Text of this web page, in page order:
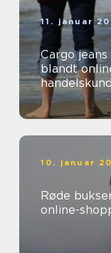
11. januar
Cargo
blandt
forstå
10. januar
Røde
online-